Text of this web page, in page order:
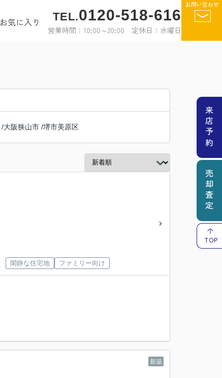
お気に入り TEL.0120-518-616
営業時間：10:00～20:00 定休日：水曜日
お問い合わせ
/大阪狭山市 /堺市美原区
閑静な住宅地 ファミリー向け
新築
来店予約
売却査定
TOP